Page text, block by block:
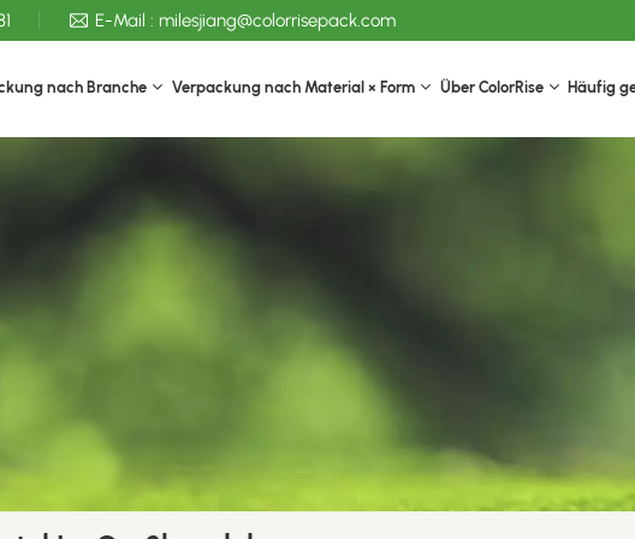
E-Mail : milesjiang@colorrisepack.com
nach Branche Verpackung nach Material × Form Über ColorRise Häufig